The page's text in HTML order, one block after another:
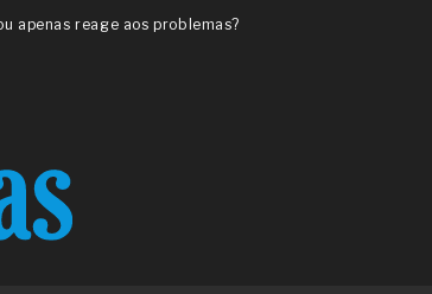
apenas reage aos problemas?
má-fé para tentar criar uma
ISO
metabólica
ânus
de ovário
da fadiga crônica